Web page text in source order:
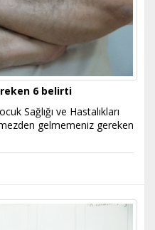
6 belirti
Sağlığı ve Hastalıkları
gelmemeniz gereken